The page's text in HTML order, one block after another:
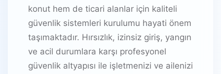
konut hem de ticari alanlar için kaliteli
güvenlik sistemleri kurulumu hayati önem
taşımaktadır. Hırsızlık, izinsiz giriş, yangın
ve acil durumlara karşı profesyonel
güvenlik altyapısı ile işletmenizi ve ailenizi